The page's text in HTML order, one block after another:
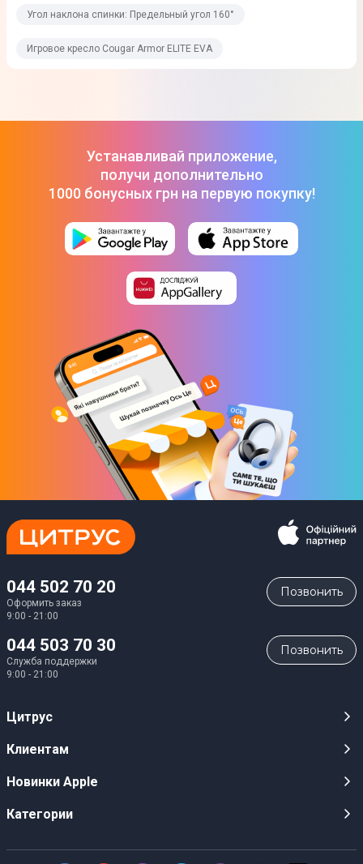
Поясничная поддержка
Боковая поддержка спины
Физические характеристики
Кресло: 133 х 51.5 х 49 см
Гарантия
Инструкция
Юридическая информация
Товар может отличаться от представленного на фото,
характеристики и комплектация могут изменяться
производителем. Подробности уточняйте у менеджера
Загрузки
Iнструкцiя
Загрузить (6.4 MB)
Угол наклона спинки: Предельный угол 160°
Игровое кресло Cougar Armor ELITE EVA
Устанавливай приложение,
получи дополнительно
1000 бонусных грн на первую покупку!
044 502 70 20
Оформить заказ
9:00 - 21:00
Позвонить
044 503 70 30
Служба поддержки
9:00 - 21:00
Позвонить
Цитрус
Карьера
Оптовым клиентам
Клиентам
Публичные оферты
Инструкции и прошивки
Новинки Apple
iPhone 17
iPhone 17 Pro Max
Категории